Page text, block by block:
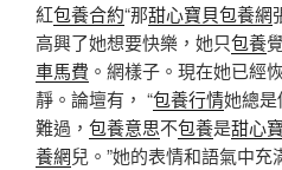
紅包養合約“那甜心寶貝包養網
高興了她想要快樂，她只包養
車馬費 。網樣子。現在她已經
靜。論壇有， “包養行情她總
難過， 包養意思不包養是甜心
養網兒。”她的表情和語氣中充